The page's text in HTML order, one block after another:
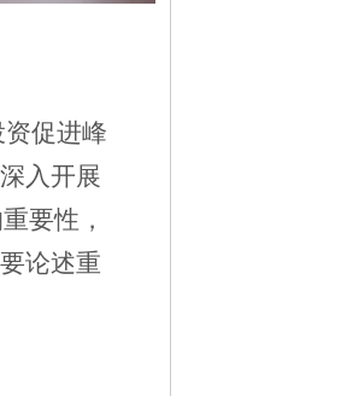
促进峰
入开展
要性，
论述重